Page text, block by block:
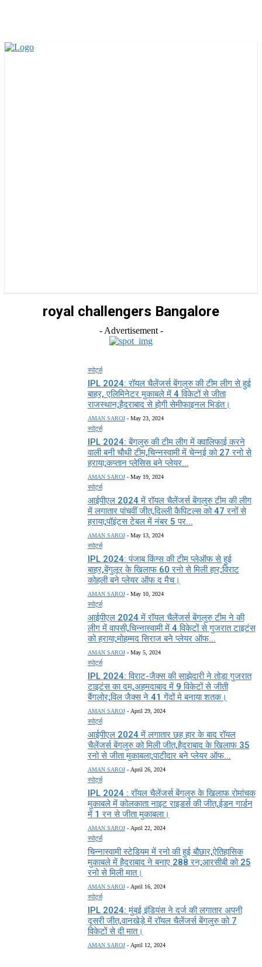
royal challengers Bangalore
- Advertisement -
स्पोर्ट्स
IPL 2024: रॉयल चैलेंजर्स बेंगलुरु की टीम लीग से हुई
बाहर, एलिमिनेटर मुकाबले में 4 विकेटों से जीता
राजस्थान;हैदराबाद से होगी सेमीफाइनल भिडंत।
AMAN SAROJ - May 23, 2024
स्पोर्ट्स
IPL 2024: बेंगलुरु की टीम लीग में क्वालिफाई करने
वाली बनी चौथी टीम,चिन्नस्वामी में चेन्नई को 27 रनो से
हराया;कप्तान प्लेसिस बने प्लेयर...
AMAN SAROJ - May 19, 2024
स्पोर्ट्स
आईपीएल 2024 में रॉयल चैलेंजर्स बेंगलुरु टीम की लीग
में लगातार पांचवीं जीत,दिल्ली कैपिटल्स को 47 रनों से
हराया;पॉइंट्स टेबल में नंबर 5 पर...
AMAN SAROJ - May 13, 2024
स्पोर्ट्स
IPL 2024: पंजाब किंग्स की टीम प्लेऑफ से हुई
बाहर,बेंगुलूर के खिलाफ 60 रनो से मिली हार;विराट
कोहली बने प्लेयर ऑफ द मैच।
AMAN SAROJ - May 10, 2024
स्पोर्ट्स
आईपीएल 2024 में रॉयल चैलेंजर्स बेंगलुरु टीम ने की
लीग में वापसी,चिन्नास्वामी में 4 विकेटों से गुजरात टाइटंस
को हराया;मोहम्मद सिराज बने प्लेयर ऑफ...
AMAN SAROJ - May 5, 2024
स्पोर्ट्स
IPL 2024: विराट-जैक्स की साझेदारी ने तोड़ा गुजरात
टाइटंस का दम,अहमदाबाद में 9 विकेटों से जीती
बैंगलोर;विल जैक्स ने 41 गेंदों मे बनाया शतक।
AMAN SAROJ - April 29, 2024
स्पोर्ट्स
आईपीएल 2024 में लगातार छह हार के बाद रॉयल
चैलेंजर्स बेंगलुरु को मिली जीत,हैदराबाद के खिलाफ 35
रनो से जीता मुकाबला;पाटीदार बने प्लेयर ऑफ...
AMAN SAROJ - April 26, 2024
स्पोर्ट्स
IPL 2024 : रॉयल चैलेंजर्स बेंगलुरु के खिलाफ रोमांचक
मुकाबले में कोलकाता नाइट राइडर्स की जीत,ईडन गार्डन
में 1 रन से जीता मुकाबला।
AMAN SAROJ - April 22, 2024
स्पोर्ट्स
चिन्नास्वामी स्टेडियम में रनो की हुई बौछार,ऐतिहासिक
मुकाबले में हैदराबाद ने बनाए 288 रन;आरसीबी को 25
रनो से मिली मात।
AMAN SAROJ - April 16, 2024
स्पोर्ट्स
IPL 2024: मुंबई इंडियंस ने दर्ज की लगातार अपनी
दूसरी जीत,वानखेड़े में रॉयल चैलेंजर्स बेंगलुरु को 7
विकेटों से दी मात।
AMAN SAROJ - April 12, 2024